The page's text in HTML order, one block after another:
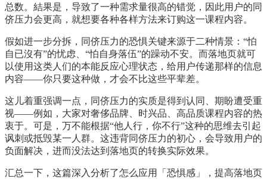
总数。結果是，导致了一种需求量很高的错觉，因此用户的同
侪压力会更高，就想要各种各样方法来订购这一课程内容。
假如进一步分拆，同侪压力的恐惧关键来源于二种情景：“怕
自已沒有”的忧虑、“怕自身落伍”的躁动不安。而落地页就可
以使用这类人们的本能反应心理状态，给用户传递那样的信息
内容——你只要这种做，才会不比这些平辈差。
这儿着重强调一点，同侪压力的实质是得到认同、期盼遭受重
视——例如，大家对奢侈品牌、时兴品、高品质课程内容的热
衷于。可是，万不能根据“他人行，你不行”这种的思维去引起
讽刺或抵毁某一人群。这违背同侪压力的初心，会导致用户的
负面解决，进而没法达到落地页的转换实际效果。
汇总一下，这篇深入分析了怎么应用「恐惧感」，提高落地页